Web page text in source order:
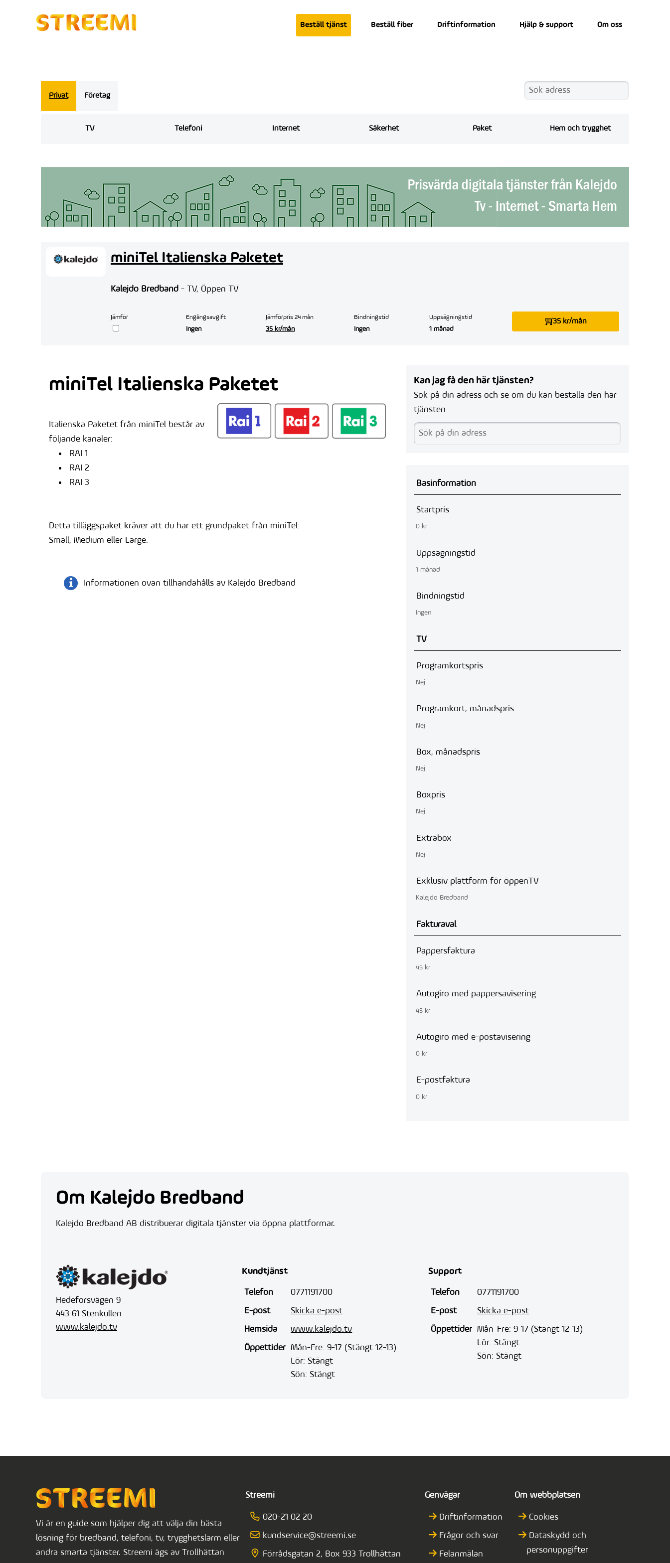
Beställ tjänst Beställ fiber Driftinformation Hjälp & support Om oss
Privat Företag
TV Telefoni Internet Säkerhet Paket Hem och trygghet
miniTel Italienska Paketet
Kalejdo Bredband - TV, Öppen TV
Jämför Engångsavgift
Ingen
Jämförpris 24 mån
35 kr/mån
Bindningstid
Ingen
Uppsägningstid
1 månad
35 kr/mån
miniTel Italienska Paketet
Italienska Paketet från miniTel består av
följande kanaler:
RAI 1
RAI 2
RAI 3
Detta tilläggspaket kräver att du har ett grundpaket från miniTel:
Small, Medium eller Large.
Informationen ovan tillhandahålls av Kalejdo Bredband
Kan jag få den här tjänsten?
Sök på din adress och se om du kan beställa den här
tjänsten
Basinformation
Startpris
0 kr
Uppsägningstid
1 månad
Bindningstid
Ingen
TV
Programkortspris
Nej
Programkort, månadspris
Nej
Box, månadspris
Nej
Boxpris
Nej
Extrabox
Nej
Exklusiv plattform för öppenTV
Kalejdo Bredband
Fakturaval
Pappersfaktura
45 kr
Autogiro med pappersavisering
45 kr
Autogiro med e-postavisering
0 kr
E-postfaktura
0 kr
Om Kalejdo Bredband
Kalejdo Bredband AB distribuerar digitala tjänster via öppna plattformar.
Hedeforsvägen 9
443 61 Stenkullen
www.kalejdo.tv
Kundtjänst
Telefon
0771191700
E-post
Skicka e-post
Hemsida
www.kalejdo.tv
Öppettider Mån-Fre: 9-17 (Stängt 12-13)
Lör: Stängt
Sön: Stängt
Support
Telefon
0771191700
E-post
Skicka e-post
Öppettider Mån-Fre: 9-17 (Stängt 12-13)
Lör: Stängt
Sön: Stängt
Vi är en guide som hjälper dig att välja din bästa
lösning för bredband, telefoni, tv, trygghetslarm eller
andra smarta tjänster. Streemi ägs av Trollhättan
Streemi
020-21 02 20
kundservice@streemi.se
Förrådsgatan 2, Box 933 Trollhättan
Genvägar
Driftinformation
Frågor och svar
Felanmälan
Om webbplatsen
Cookies
Dataskydd och
personuppgifter